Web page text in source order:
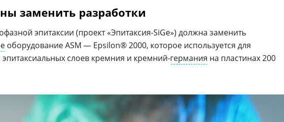
заменить разработки
эпитаксии (проект «Эпитаксия-SiGe») должна заменить
оборудование ASM — Epsilon® 2000, которое используется для
слоев кремния и кремний-германия на пластинах 200